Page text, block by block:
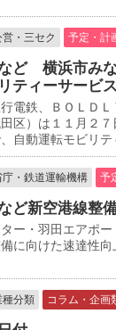
・三セク 予定・計
ど 横浜市み
ティーサービ
電鉄、ＢＯＬＤＬ
区）は１１月２
自動運転モビリテ
・鉄道運輸機構 予
新空港線整
ー・羽田エアポ
に向けた速達性
種分類 コラム・企画